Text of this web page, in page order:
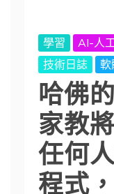
學習 AI-人
技術日誌
軟
哈佛
家教
任何
程式